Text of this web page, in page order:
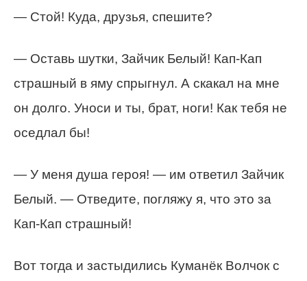
— Стой! Куда, друзья, спешите?
— Оставь шутки, Зайчик Белый! Кап-Кап
страшный в яму спрыгнул. А скакал на мне
он долго. Уноси и ты, брат, ноги! Как тебя не
оседлал бы!
— У меня душа героя! — им ответил Зайчик
Белый. — Отведите, погляжу я, что это за
Кап-Кап страшный!
Вот тогда и застыдились Куманёк Волчок с